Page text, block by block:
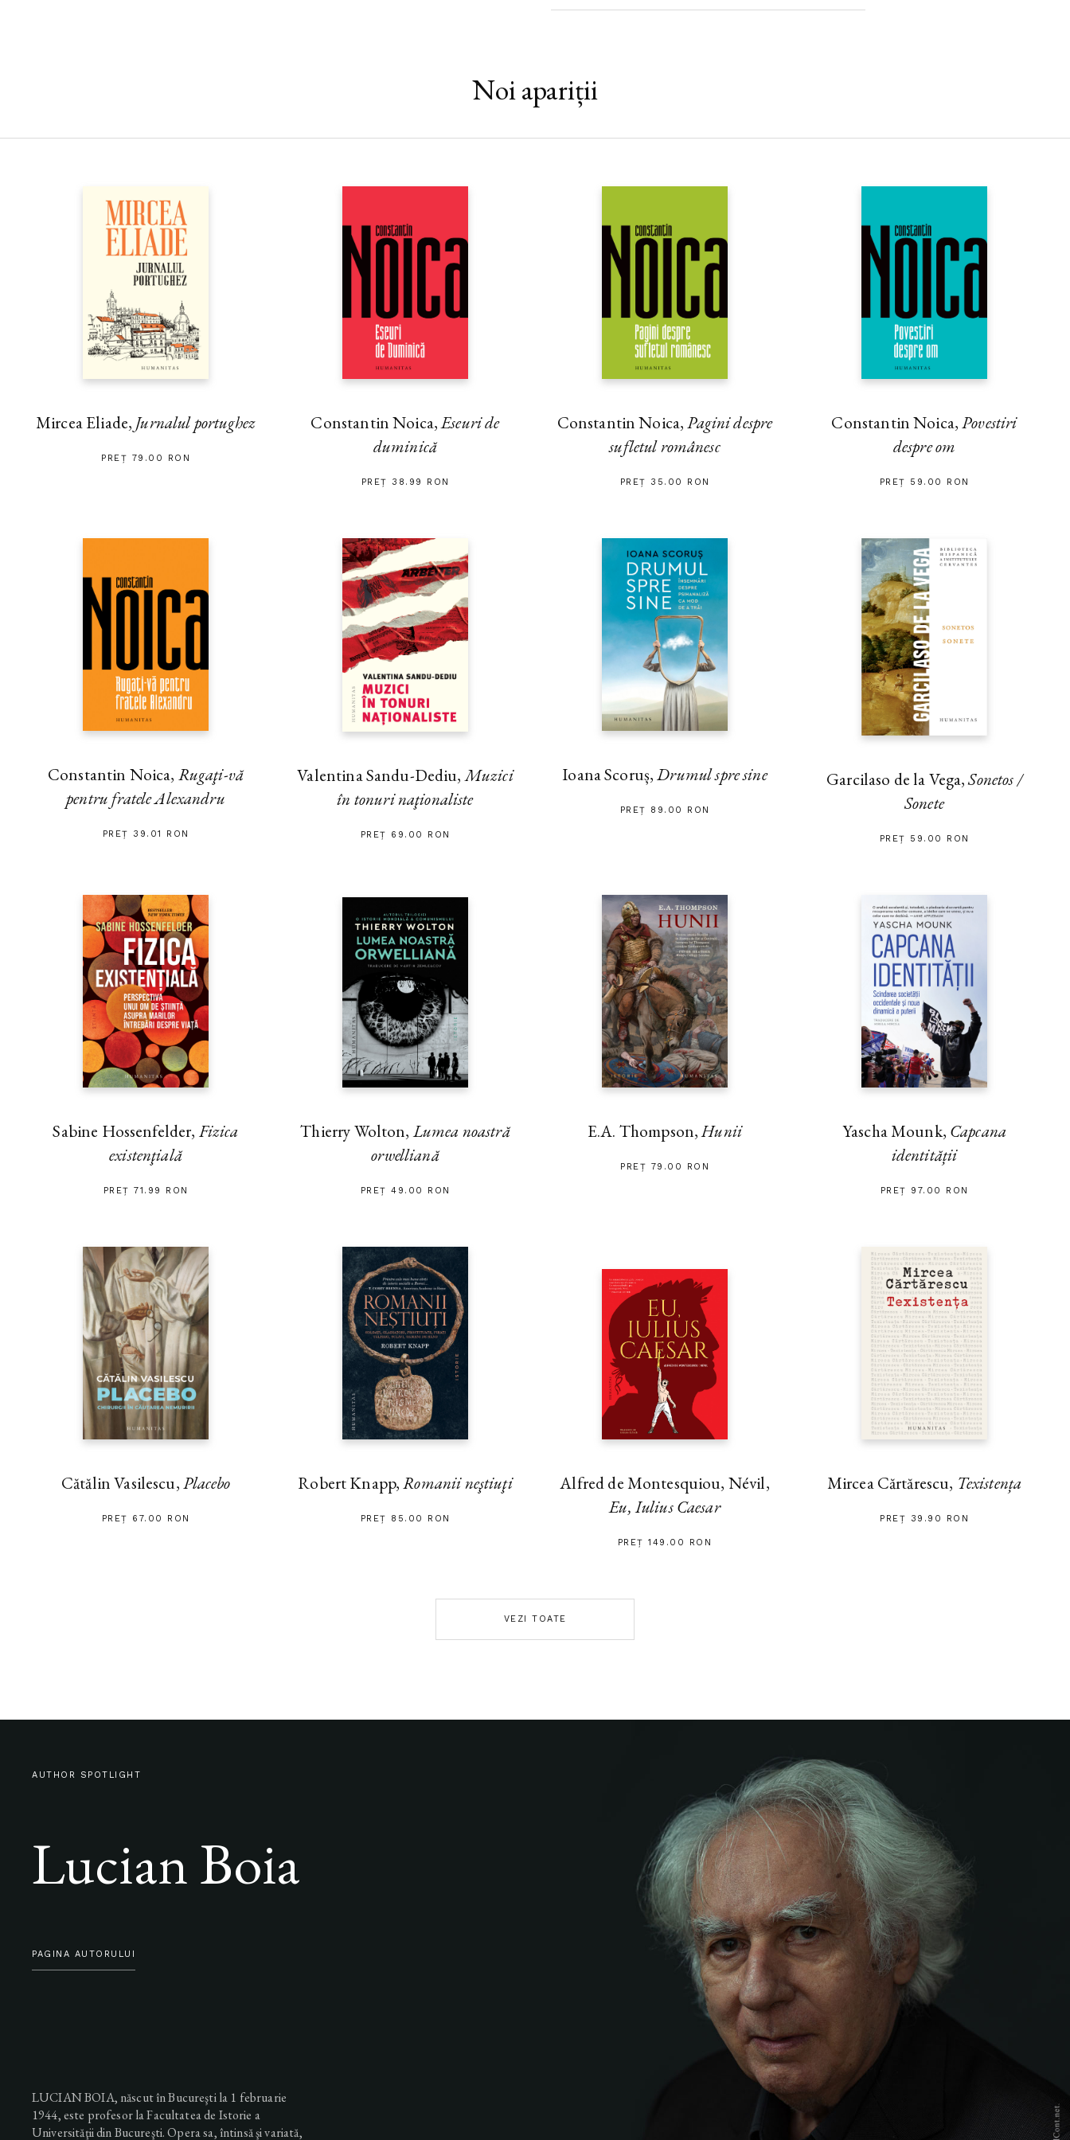
suverani, jurişti şi filozofi, a influenţat covârşitor gândirea
Noi apariții
Mircea Eliade, Jurnalul portughez
PREȚ 79.00 RON
Constantin Noica,Eseuri de
duminică
PREȚ 38.99 RON
Constantin Noica,Pagini despre
sufletul românesc
PREȚ 35.00 RON
Constantin Noica,Povestiri
despre om
PREȚ 59.00 RON
Constantin Noica, Rugaţi-vă
pentru fratele Alexandru
PREȚ 39.01 RON
Valentina Sandu-Dediu,Muzici
în tonuri naţionaliste
PREȚ 69.00 RON
Ioana Scoruș,Drumul spre sine
PREȚ 89.00 RON
Garcilaso de la Vega,Sonetos /
Sonete
PREȚ 59.00 RON
Sabine Hossenfelder, Fizica
existenţială
PREȚ 71.99 RON
Thierry Wolton,Lumea noastră
orwelliană
PREȚ 49.00 RON
E.A. Thompson,Hunii
PREȚ 79.00 RON
Yascha Mounk, Capcana
identității
PREȚ 97.00 RON
Cătălin Vasilescu,Placebo
PREȚ 67.00 RON
Robert Knapp,Romanii neştiuţi
PREȚ 85.00 RON
Alfred de Montesquiou, Névil,
Eu, Iulius Caesar
PREȚ 149.00 RON
Mircea Cărtărescu, Texistența
PREȚ 39.90 RON
VEZI TOATE
AUTHOR SPOTLIGHT
Lucian Boia
PAGINA AUTORULUI
LUCIAN BOIA, născut în Bucureşti la 1 februarie
1944, este profesor la Facultatea de Istorie a
Universităţii din Bucureşti. Opera sa, întinsă şi variată,